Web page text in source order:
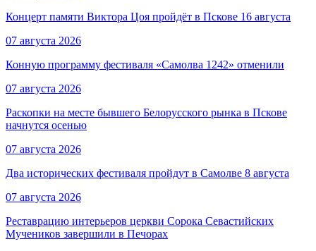
Концерт памяти Виктора Цоя пройдёт в Пскове 16 августа
07 августа 2026
Конную программу фестиваля «Самолва 1242» отменили
07 августа 2026
Раскопки на месте бывшего Белорусского рынка в Пскове
начнутся осенью
07 августа 2026
Два исторических фестиваля пройдут в Самолве 8 августа
07 августа 2026
Реставрацию интерьеров церкви Сорока Севастийских
Мучеников завершили в Печорах